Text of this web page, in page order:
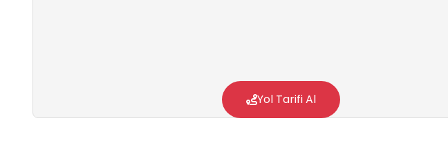
Yol Tarifi Al